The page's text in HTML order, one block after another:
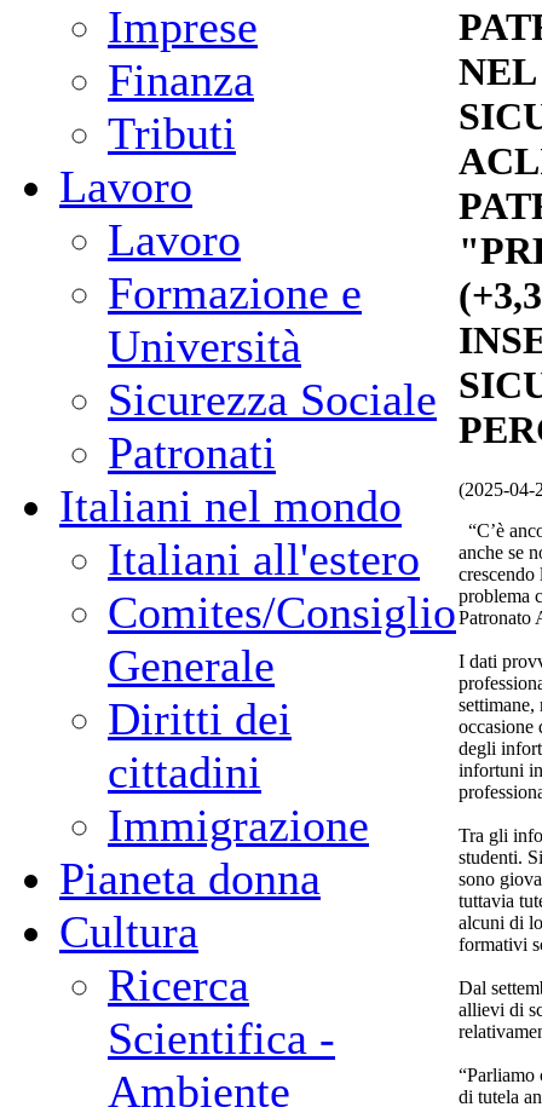
Imprese
Finanza
Tributi
Lavoro
Lavoro
Formazione e
Università
Sicurezza Sociale
Patronati
Italiani nel mondo
Italiani all'estero
Comites/Consiglio
Generale
Diritti dei
cittadini
Immigrazione
Pianeta donna
Cultura
Ricerca
Scientifica -
Ambiente
(2025-04-
“C’è
anche se
crescendo
problema
Patronato
I dati
occasione
degli
infortuni
Tra gli
studenti.
sono
tuttavia
alcuni di
formativi
Dal
allievi di
“Parliamo
di tutela